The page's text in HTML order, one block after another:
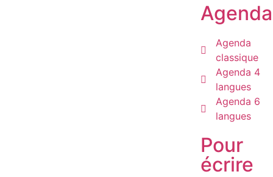
Agenda
classique
Agenda 4
langues
Agenda 6
langues
Pour
écrire